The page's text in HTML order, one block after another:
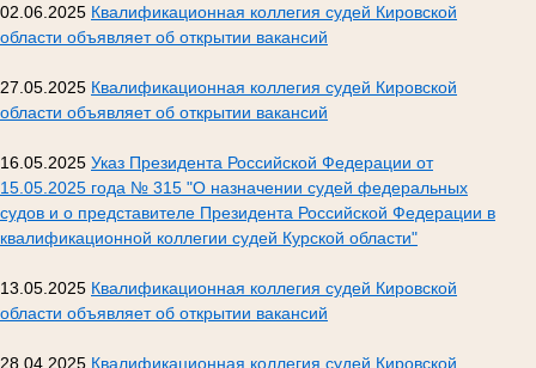
02.06.2025 Квалификационная коллегия судей Кировской
области объявляет об открытии вакансий
27.05.2025 Квалификационная коллегия судей Кировской
области объявляет об открытии вакансий
16.05.2025 Указ Президента Российской Федерации от
15.05.2025 года № 315 "О назначении судей федеральных
судов и о представителе Президента Российской Федерации в
квалификационной коллегии судей Курской области"
13.05.2025 Квалификационная коллегия судей Кировской
области объявляет об открытии вакансий
28.04.2025 Квалификационная коллегия судей Кировской